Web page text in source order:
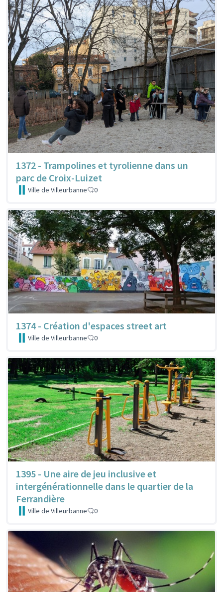
1372 - Trampolines et tyrolienne dans un
parc de Croix-Luizet
Ville de Villeurbanne 0
1374 - Création d'espaces street art
Ville de Villeurbanne 0
1395 - Une aire de jeu inclusive et
intergénérationnelle dans le quartier de la
Ferrandière
Ville de Villeurbanne 0